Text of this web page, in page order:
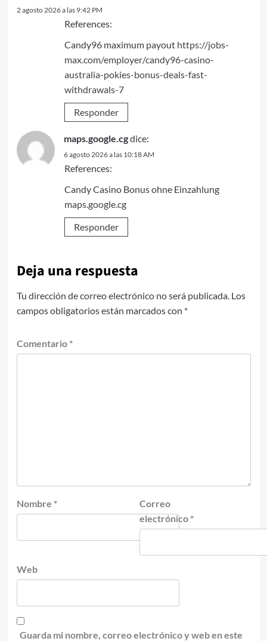
2 agosto 2026 a las 9:42 PM
References:
Candy96 maximum payout https://jobs-
max.com/employer/candy96-casino-
australia-pokies-bonus-deals-fast-
withdrawals-7
Responder
maps.google.cgdice:
6 agosto 2026 a las 10:18 AM
References:
Candy Casino Bonus ohne Einzahlung
maps.google.cg
Responder
Deja una respuesta
Tu dirección de correo electrónico no será publicada. Los
campos obligatorios están marcados con *
Comentario *
Nombre *
Correo
electrónico *
Web
Guarda mi nombre, correo electrónico y web en este